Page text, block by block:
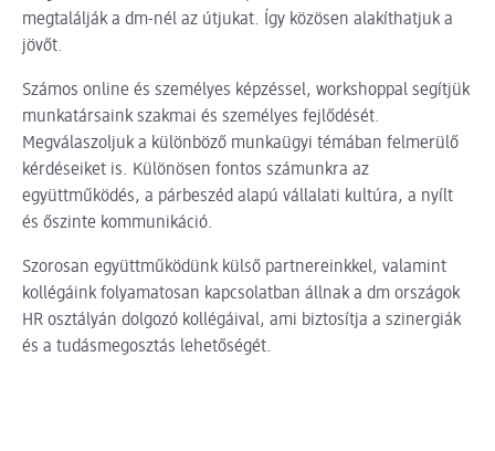
megtalálják a dm-nél az útjukat. Így közösen alakíthatjuk a
jövőt.
Számos online és személyes képzéssel, workshoppal segítjük
munkatársaink szakmai és személyes fejlődését.
Megválaszoljuk a különböző munkaügyi témában felmerülő
kérdéseiket is. Különösen fontos számunkra az
együttműködés, a párbeszéd alapú vállalati kultúra, a nyílt
és őszinte kommunikáció.
Szorosan együttműködünk külső partnereinkkel, valamint
kollégáink folyamatosan kapcsolatban állnak a dm országok
HR osztályán dolgozó kollégáival, ami biztosítja a szinergiák
és a tudásmegosztás lehetőségét.